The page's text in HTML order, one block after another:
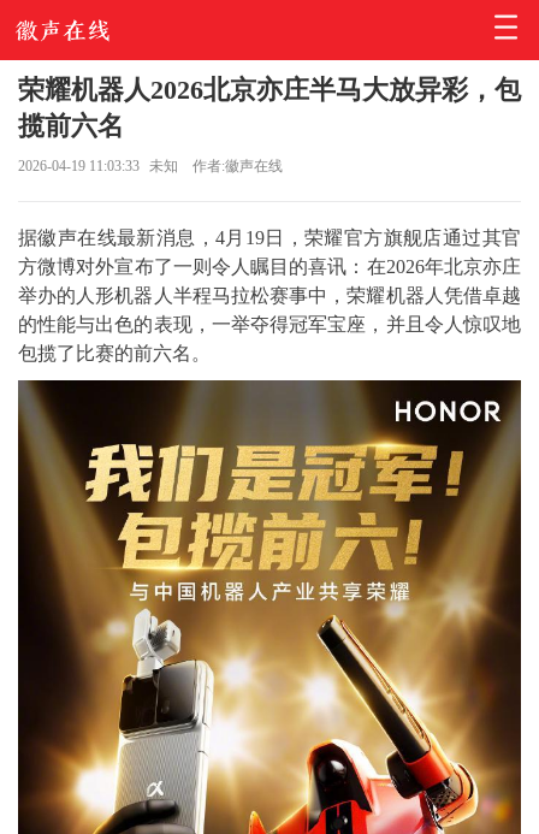
荣耀机器人2026北京亦庄半马大放异彩，包
揽前六名
2026-04-19 11:03:33 未知 作者:徽声在线
据徽声在线最新消息，4月19日，荣耀官方旗舰店通过其官
方微博对外宣布了一则令人瞩目的喜讯：在2026年北京亦庄
举办的人形机器人半程马拉松赛事中，荣耀机器人凭借卓越
的性能与出色的表现，一举夺得冠军宝座，并且令人惊叹地
包揽了比赛的前六名。